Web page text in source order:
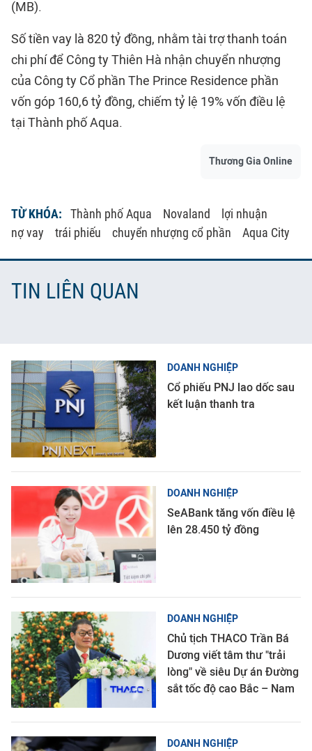
(MB).
Số tiền vay là 820 tỷ đồng, nhằm tài trợ thanh toán
chi phí để Công ty Thiên Hà nhận chuyển nhượng
của Công ty Cổ phần The Prince Residence phần
vốn góp 160,6 tỷ đồng, chiếm tỷ lệ 19% vốn điều lệ
tại Thành phố Aqua.
Thương Gia Online
TỪ KHÓA: Thành phố Aqua Novaland
lợi nhuận
nợ vay
trái phiếu chuyển nhượng cổ phần Aqua City
TIN LIÊN QUAN
DOANH NGHIỆP
Cổ phiếu PNJ lao dốc sau
kết luận thanh tra
DOANH NGHIỆP
SeABank tăng vốn điều lệ
lên 28.450 tỷ đồng
DOANH NGHIỆP
Chủ tịch THACO Trần Bá
Dương viết tâm thư "trải
lòng" về siêu Dự án Đường
sắt tốc độ cao Bắc – Nam
DOANH NGHIỆP